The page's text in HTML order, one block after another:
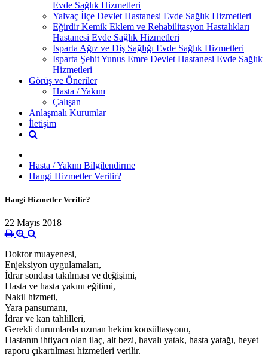
Evde Sağlık Hizmetleri
Yalvaç İlçe Devlet Hastanesi Evde Sağlık Hizmetleri
Eğirdir Kemik Eklem ve Rehabilitasyon Hastalıkları
Hastanesi Evde Sağlık Hizmetleri
Isparta Ağız ve Diş Sağlığı Evde Sağlık Hizmetleri
Isparta Şehit Yunus Emre Devlet Hastanesi Evde Sağlık
Hizmetleri
Görüş ve Öneriler
Hasta / Yakını
Çalışan
Anlaşmalı Kurumlar
İletişim
Hasta / Yakını Bilgilendirme
Hangi Hizmetler Verilir?
Hangi Hizmetler Verilir?
22 Mayıs 2018
Doktor muayenesi,
Enjeksiyon uygulamaları,
İdrar sondası takılması ve değişimi,
Hasta ve hasta yakını eğitimi,
Nakil hizmeti,
Yara pansumanı,
İdrar ve kan tahlilleri,
Gerekli durumlarda uzman hekim konsültasyonu,
Hastanın ihtiyacı olan ilaç, alt bezi, havalı yatak, hasta yatağı, heyet
raporu çıkartılması hizmetleri verilir.